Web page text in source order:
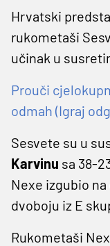
Hrvatski
rukometaši
učinak u
Prouči
odmah (Igraj
Sesvete su u
Karvinu sa 38-
Nexe izgubio
dvoboju iz E
Rukometaši